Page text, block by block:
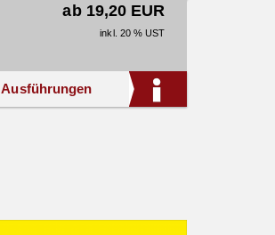
ab 19,20 EUR
inkl. 20 % UST
Ausführungen